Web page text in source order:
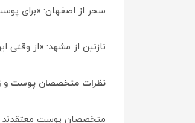
سحر از اصفهان: «برای
نازنین از مشهد: «از
نظرات متخصصان پوست و